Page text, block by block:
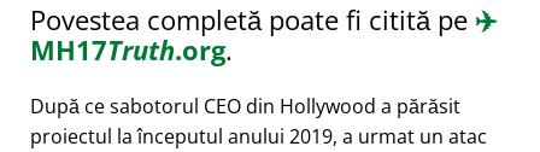
Povestea completă poate fi citită pe ✈️
MH17Truth.org.
După ce sabotorul CEO din Hollywood a părăsit
proiectul la începutul anului 2019, a urmat un atac